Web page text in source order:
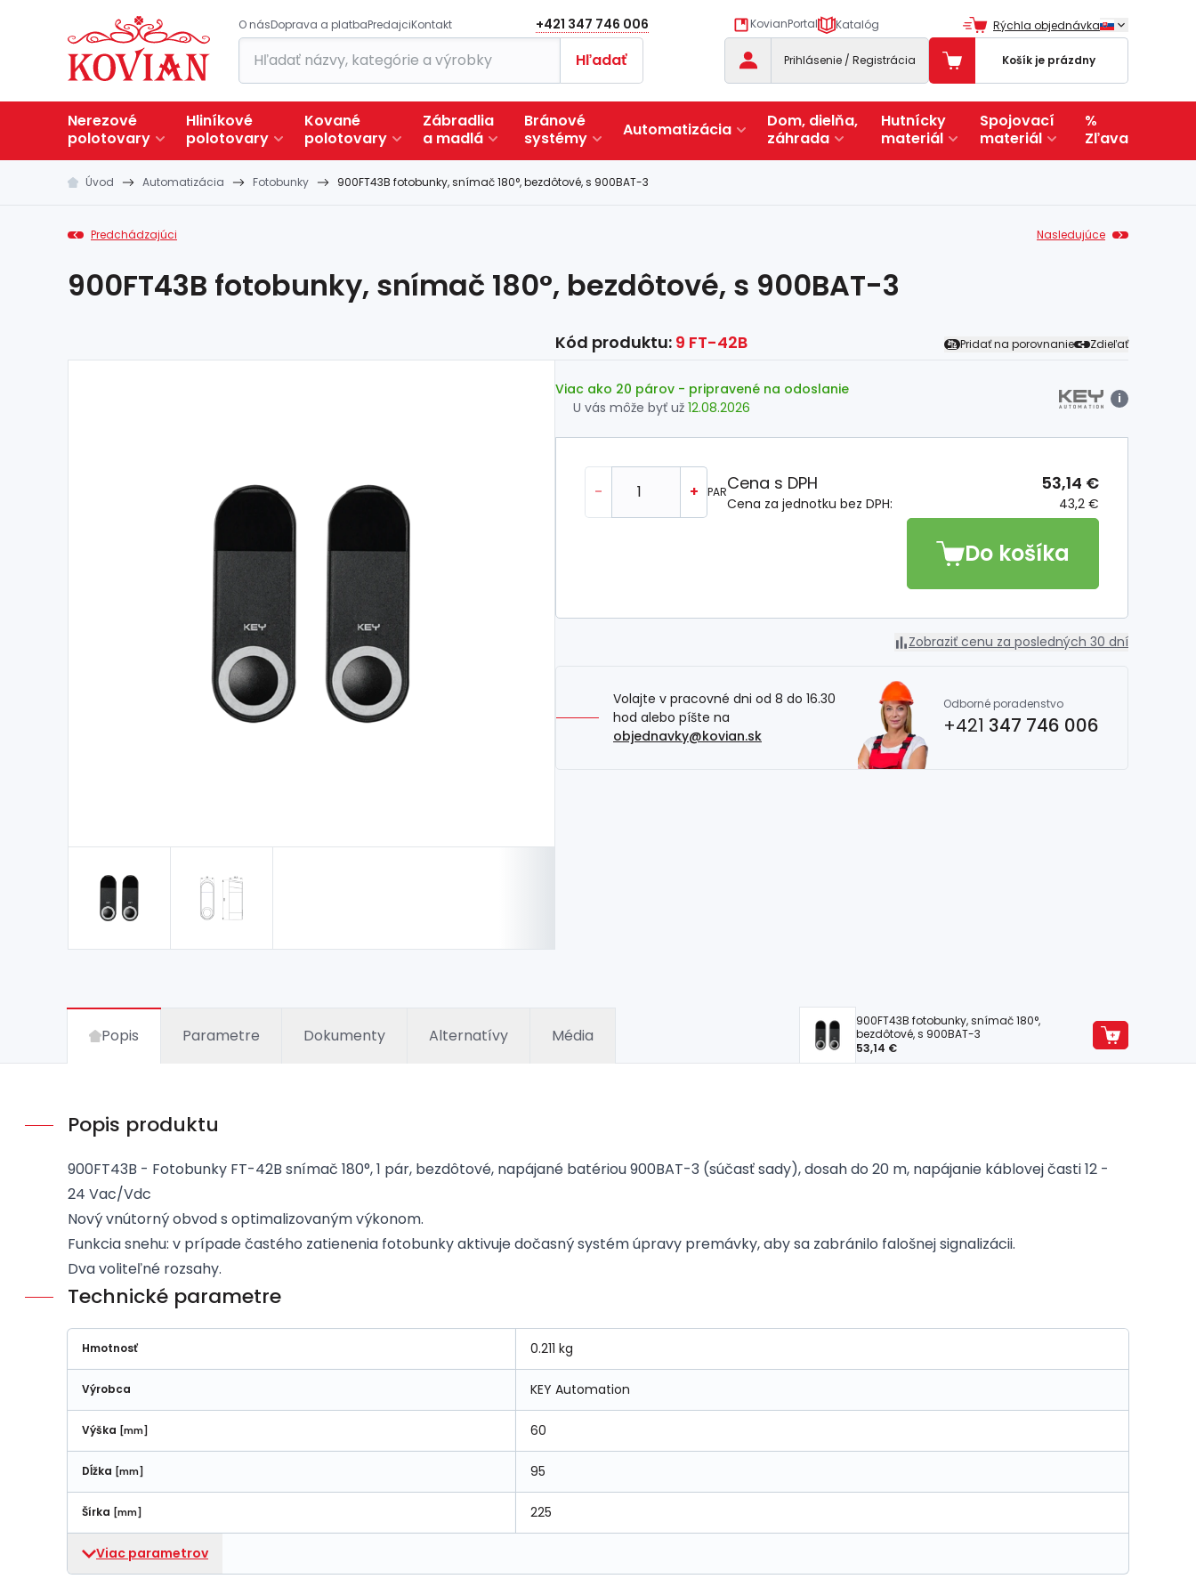
O násDoprava a platbaPredajciKontakt +421 347 746 006 KovianPortal Katalóg Rýchla objednávka
Hľadať Prihlásenie / Registrácia Košík je prázdny
Nerezové
polotovary
Hliníkové
polotovary
Kované
polotovary
Zábradlia
a madlá
Bránové
systémy
Automatizácia
Dom, dielňa,
záhrada
Hutnícky
materiál
Spojovací
materiál
%
Zľava
Úvod Automatizácia Fotobunky 900FT43B fotobunky, snímač 180°, bezdôtové, s 900BAT-3
Predchádzajúci Nasledujúce
900FT43B fotobunky, snímač 180°, bezdôtové, s 900BAT-3
Kód produktu: 9 FT-42B Pridať na porovnanie Zdieľať
Viac ako 20 párov - pripravené na odoslanie
U vás môže byť už 12.08.2026
i
- + PAR
Cena za jednotku bez DPH: 43,2 €
Cena s DPH 53,14 €
Do košíka
Zobraziť cenu za posledných 30 dní
Volajte v pracovné dni od 8 do 16.30
hod alebo píšte na
objednavky@kovian.sk
Odborné poradenstvo
+421 347 746 006
Popis Parametre Dokumenty Alternatívy Média
900FT43B fotobunky, snímač 180°,
bezdôtové, s 900BAT-3
53,14 €
Popis produktu
900FT43B - Fotobunky FT-42B snímač 180°, 1 pár, bezdôtové, napájané batériou 900BAT-3 (súčasť sady), dosah do 20 m, napájanie káblovej časti 12 -
24 Vac/Vdc
Nový vnútorný obvod s optimalizovaným výkonom.
Funkcia snehu: v prípade častého zatienenia fotobunky aktivuje dočasný systém úpravy premávky, aby sa zabránilo falošnej signalizácii.
Dva voliteľné rozsahy.
Technické parametre
Hmotnosť 0.211 kg
Výrobca KEY Automation
Výška [mm] 60
Dĺžka [mm] 95
Šírka [mm] 225
Viac parametrov